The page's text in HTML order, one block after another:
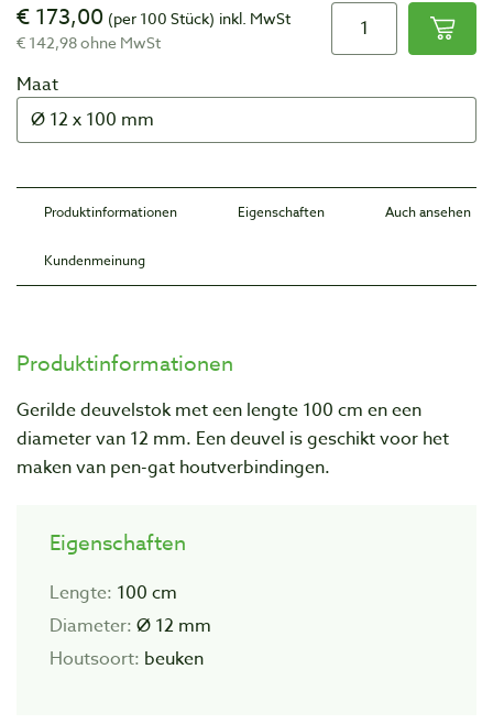
€ 173,00 (per 100 Stück) inkl. MwSt
€ 142,98 ohne MwSt
Maat
Produktinformationen Eigenschaften Auch ansehen
Kundenmeinung
Produktinformationen
Gerilde deuvelstok met een lengte 100 cm en een
diameter van 12 mm. Een deuvel is geschikt voor het
maken van pen-gat houtverbindingen.
Eigenschaften
Lengte: 100 cm
Diameter: Ø 12 mm
Houtsoort: beuken